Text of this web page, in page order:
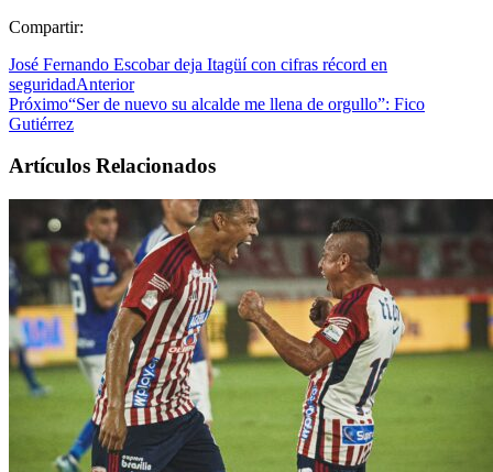
Compartir:
José Fernando Escobar deja Itagüí con cifras récord en
seguridadAnterior
Próximo“Ser de nuevo su alcalde me llena de orgullo”: Fico
Gutiérrez
Artículos Relacionados